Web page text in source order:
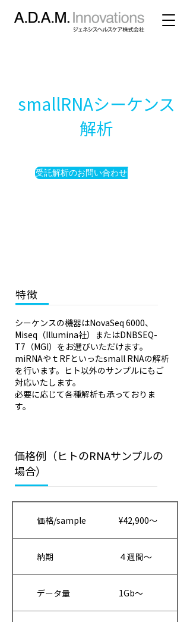
smallRNAシーケンス
解析
受託解析のお問い合わせ
特徴
シーケンスの機器はNovaSeq 6000、
Miseq（Illumina社）またはDNBSEQ-
T7（MGI）をお選びいただけます。
miRNAやｔRFといったsmall RNAの解析
を行います。ヒト以外のサンプルにもご
対応いたします。
必要に応じて各種解析も承っておりま
す。
価格例（ヒトのRNAサンプルの
場合）
価格/sample ¥42,900～
納期 ４週間～
データ量 1Gb～